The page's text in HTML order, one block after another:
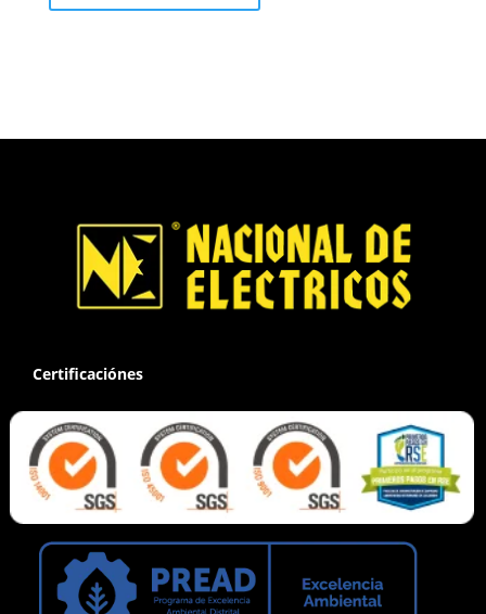
Certificaciónes